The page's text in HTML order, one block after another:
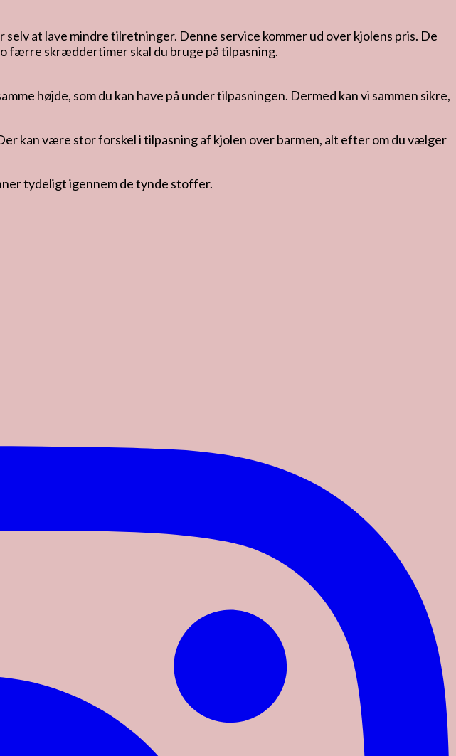
at lave mindre tilretninger. Denne service kommer ud over kjolens pris. De
færre skræddertimer skal du bruge på tilpasning.
højde, som du kan have på under tilpasningen. Dermed kan vi sammen sikre,
kan være stor forskel i tilpasning af kjolen over barmen, alt efter om du vælger
tydeligt igennem de tynde stoffer.